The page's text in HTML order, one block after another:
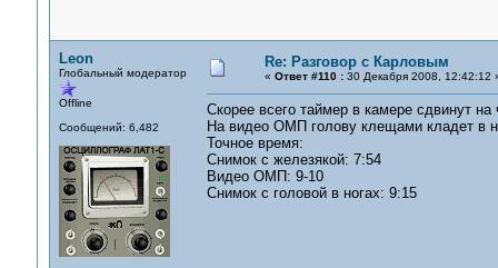
Leon
Глобальный модератор
Offline
Сообщений: 6,482
Re: Разговор с Карловым
« Ответ #110 :30 Декабря 2008, 12:42:12
Скорее всего таймер в камере сдвинут
На видео ОМП голову клещами кладет в
Точное время:
Снимок с железякой: 7:54
Видео ОМП: 9-10
Снимок с головой в ногах: 9:15